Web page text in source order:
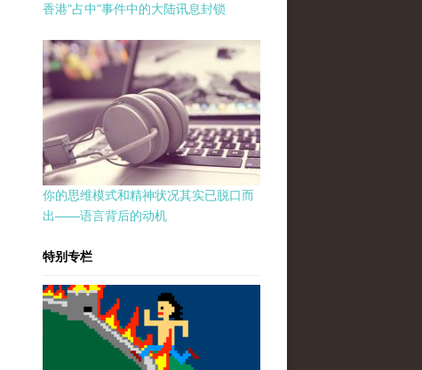
香港"占中"事件中的大陆讯息封锁
你的思维模式和精神状况其实已脱口而
出——语言背后的动机
特别专栏